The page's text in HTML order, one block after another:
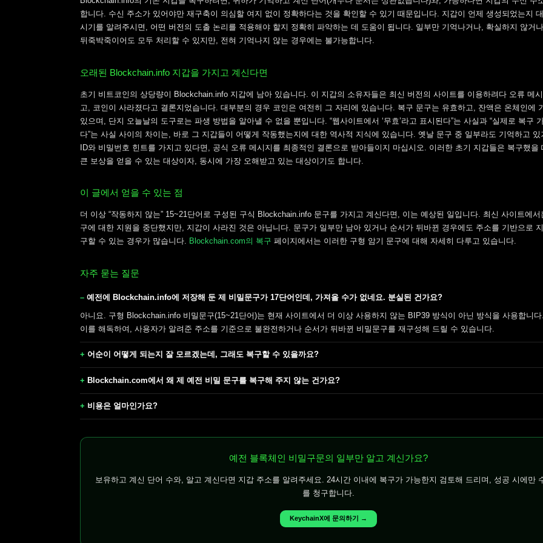
합니다. 수신 주소가 있어야만 재구축이 의심할 여지 없이 정확하다는 것을 확인할 수 있기 때문입니다. 지갑이 언제 생성되었는지
시기를 알려주시면, 어떤 버전의 도출 논리를 적용해야 할지 정확히 파악하는 데 도움이 됩니다. 일부만 기억나거나, 확실하지 않거
뒤죽박죽이어도 모두 처리할 수 있지만, 전혀 기억나지 않는 경우에는 불가능합니다.
오래된 Blockchain.info 지갑을 가지고 계신다면
초기 비트코인의 상당량이 Blockchain.info 지갑에 남아 있습니다. 이 지갑의 소유자들은 최신 버전의 사이트를 이용하려다 오류 메
고, 코인이 사라졌다고 결론지었습니다. 대부분의 경우 코인은 여전히 그 자리에 있습니다. 복구 문구는 유효하고, 잔액은 온체인에
있으며, 단지 오늘날의 도구로는 파생 방법을 알아낼 수 없을 뿐입니다. “웹사이트에서 ‘무효’라고 표시된다”는 사실과 “실제로 복구
다”는 사실 사이의 차이는, 바로 그 지갑들이 어떻게 작동했는지에 대한 역사적 지식에 있습니다. 옛날 문구 중 일부라도 기억하고 있
ID와 비밀번호 힌트를 가지고 있다면, 공식 오류 메시지를 최종적인 결론으로 받아들이지 마십시오. 이러한 초기 지갑들은 복구했을
큰 보상을 얻을 수 있는 대상이자, 동시에 가장 오해받고 있는 대상이기도 합니다.
이 글에서 얻을 수 있는 점
더 이상 “작동하지 않는” 15~21단어로 구성된 구식 Blockchain.info 문구를 가지고 계신다면, 이는 예상된 일입니다. 최신 사이트에
구에 대한 지원을 중단했지만, 지갑이 사라진 것은 아닙니다. 문구가 일부만 남아 있거나 순서가 뒤바뀐 경우에도 주소를 기반으로
구할 수 있는 경우가 많습니다. Blockchain.com의 복구 페이지에서는 이러한 구형 암기 문구에 대해 자세히 다루고 있습니다.
자주 묻는 질문
예전에 Blockchain.info에 저장해 둔 제 비밀문구가 17단어인데, 가져올 수가 없네요. 분실된 건가요?
아니요. 구형 Blockchain.info 비밀문구(15~21단어)는 현재 사이트에서 더 이상 사용하지 않는 BIP39 방식이 아닌 방식을 사용합니
이를 해독하여, 사용자가 알려준 주소를 기준으로 불완전하거나 순서가 뒤바뀐 비밀문구를 재구성해 드릴 수 있습니다.
어순이 어떻게 되는지 잘 모르겠는데, 그래도 복구할 수 있을까요?
Blockchain.com에서 왜 제 예전 비밀 문구를 복구해 주지 않는 건가요?
비용은 얼마인가요?
예전 블록체인 비밀구문의 일부만 알고 계신가요?
보유하고 계신 단어 수와, 알고 계신다면 지갑 주소를 알려주세요. 24시간 이내에 복구가 가능한지 검토해 드리며, 성공 시에만
를 청구합니다.
KeychainX에 문의하기 →